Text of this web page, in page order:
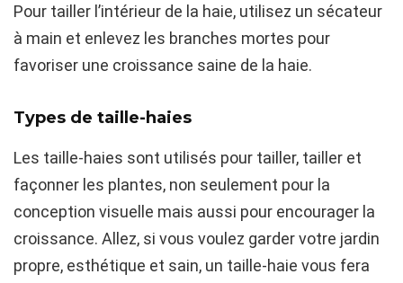
Pour tailler l’intérieur de la haie, utilisez un sécateur
à main et enlevez les branches mortes pour
favoriser une croissance saine de la haie.
Types de taille-haies
Les taille-haies sont utilisés pour tailler, tailler et
façonner les plantes, non seulement pour la
conception visuelle mais aussi pour encourager la
croissance. Allez, si vous voulez garder votre jardin
propre, esthétique et sain, un taille-haie vous fera